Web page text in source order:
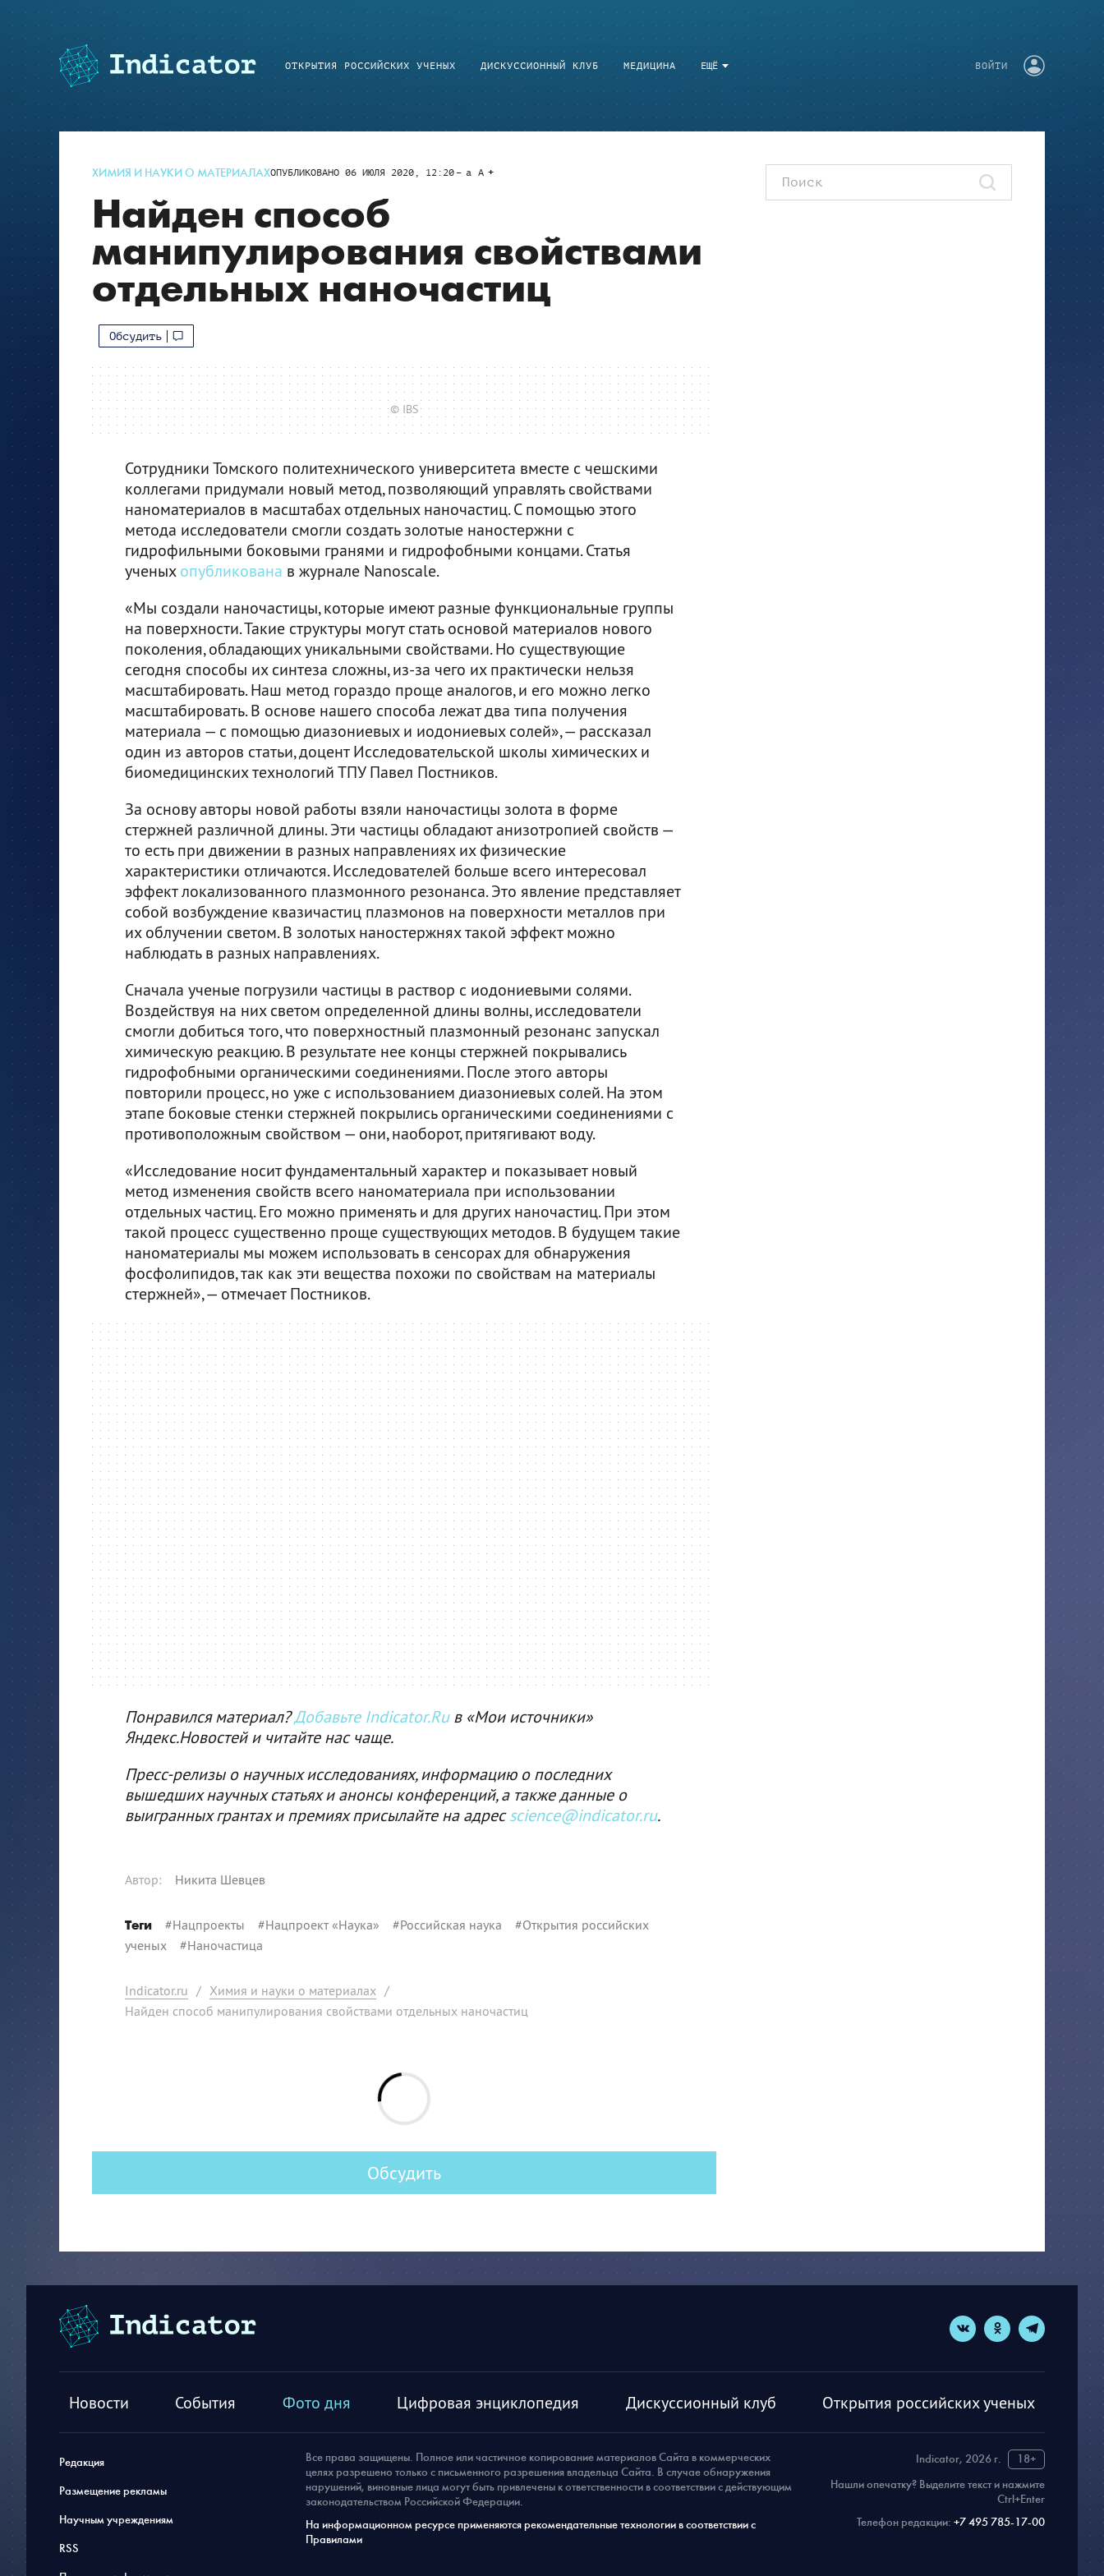
ЕЩЁ
ОТКРЫТИЯ РОССИЙСКИХ УЧЕНЫХ ДИСКУССИОННЫЙ КЛУБ МЕДИЦИНА ВОЙТИ
ХИМИЯ И НАУКИ О МАТЕРИАЛАХОПУБЛИКОВАНО 06 ИЮЛЯ 2020, 12:20 a A
Найден способ
манипулирования свойствами
отдельных наночастиц
Обсудить
© IBS
Сотрудники Томского политехнического университета вместе с чешскими
коллегами придумали новый метод, позволяющий управлять свойствами
наноматериалов в масштабах отдельных наночастиц. С помощью этого
метода исследователи смогли создать золотые наностержни с
гидрофильными боковыми гранями и гидрофобными концами. Статья
ученых опубликована в журнале Nanoscale.
«Мы создали наночастицы, которые имеют разные функциональные группы
на поверхности. Такие структуры могут стать основой материалов нового
поколения, обладающих уникальными свойствами. Но существующие
сегодня способы их синтеза сложны, из-за чего их практически нельзя
масштабировать. Наш метод гораздо проще аналогов, и его можно легко
масштабировать. В основе нашего способа лежат два типа получения
материала — с помощью диазониевых и иодониевых солей», — рассказал
один из авторов статьи, доцент Исследовательской школы химических и
биомедицинских технологий ТПУ Павел Постников.
За основу авторы новой работы взяли наночастицы золота в форме
стержней различной длины. Эти частицы обладают анизотропией свойств —
то есть при движении в разных направлениях их физические
характеристики отличаются. Исследователей больше всего интересовал
эффект локализованного плазмонного резонанса. Это явление представляет
собой возбуждение квазичастиц плазмонов на поверхности металлов при
их облучении светом. В золотых наностержнях такой эффект можно
наблюдать в разных направлениях.
Сначала ученые погрузили частицы в раствор с иодониевыми солями.
Воздействуя на них светом определенной длины волны, исследователи
смогли добиться того, что поверхностный плазмонный резонанс запускал
химическую реакцию. В результате нее концы стержней покрывались
гидрофобными органическими соединениями. После этого авторы
повторили процесс, но уже с использованием диазониевых солей. На этом
этапе боковые стенки стержней покрылись органическими соединениями с
противоположным свойством — они, наоборот, притягивают воду.
«Исследование носит фундаментальный характер и показывает новый
метод изменения свойств всего наноматериала при использовании
отдельных частиц. Его можно применять и для других наночастиц. При этом
такой процесс существенно проще существующих методов. В будущем такие
наноматериалы мы можем использовать в сенсорах для обнаружения
фосфолипидов, так как эти вещества похожи по свойствам на материалы
стержней», — отмечает Постников.
Понравился материал?Добавьте Indicator.Ruв «Мои источники»
Яндекс.Новостей и читайте нас чаще.
Пресс-релизы о научных исследованиях, информацию о последних
вышедших научных статьях и анонсы конференций, а также данные о
выигранных грантах и премиях присылайте на адресscience@indicator.ru.
Автор: Никита Шевцев
Теги #Нацпроекты #Нацпроект «Наука» #Российская наука #Открытия российских
ученых #Наночастица
Indicator.ru / Химия и науки о материалах /
Найден способ манипулирования свойствами отдельных наночастиц
Обсудить
Новости События Фото дня Цифровая энциклопедия Дискуссионный клуб Открытия российских ученых
Редакция
Размещение рекламы
Научным учреждениям
RSS
Indicator, 2026 г.
18+
Нашли опечатку? Выделите текст и нажмите
Ctrl+Enter
Телефон редакции: +7 495 785-17-00
Все права защищены. Полное или частичное копирование материалов Сайта в коммерческих
целях разрешено только с письменного разрешения владельца Сайта. В случае обнаружения
нарушений, виновные лица могут быть привлечены к ответственности в соответствии с действующим
законодательством Российской Федерации.
На информационном ресурсе применяются рекомендательные технологии в соответствии с
Правилами